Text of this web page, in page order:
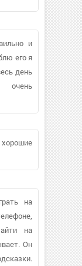
и
его я
день
на
на
Он